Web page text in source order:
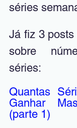
séries
Já fiz 3
sobre
séries:
Quantas
Ganhar
(parte 1)